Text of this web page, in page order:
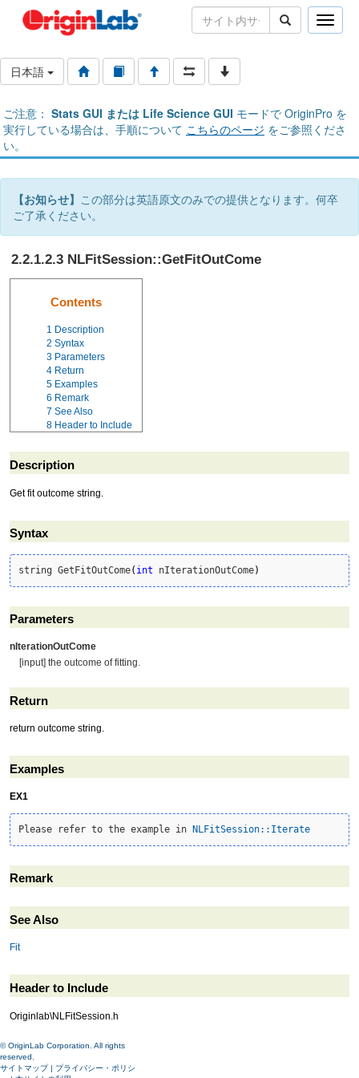
Toggle
日本語
ご注意： Stats GUI または Life Science GUI モードで OriginPro を
実行している場合は、手順について こちらのページ をご参照くださ
い。
【お知らせ】 この部分は英語原文のみでの提供となります。何卒
ご了承ください。
2.2.1.2.3 NLFitSession::GetFitOutCome
Contents
1 Description
2 Syntax
3 Parameters
4 Return
5 Examples
6 Remark
7 See Also
8 Header to Include
Description
Get fit outcome string.
Syntax
string GetFitOutCome( int nIterationOutCome)
Parameters
nIterationOutCome
[input] the outcome of fitting.
Return
return outcome string.
Examples
EX1
Please refer to the example in NLFitSession::Iterate
Remark
See Also
Fit
Header to Include
Originlab\NLFitSession.h
© OriginLab Corporation. All rights
reserved.
サイトマップ| プライバシー・ポリシ